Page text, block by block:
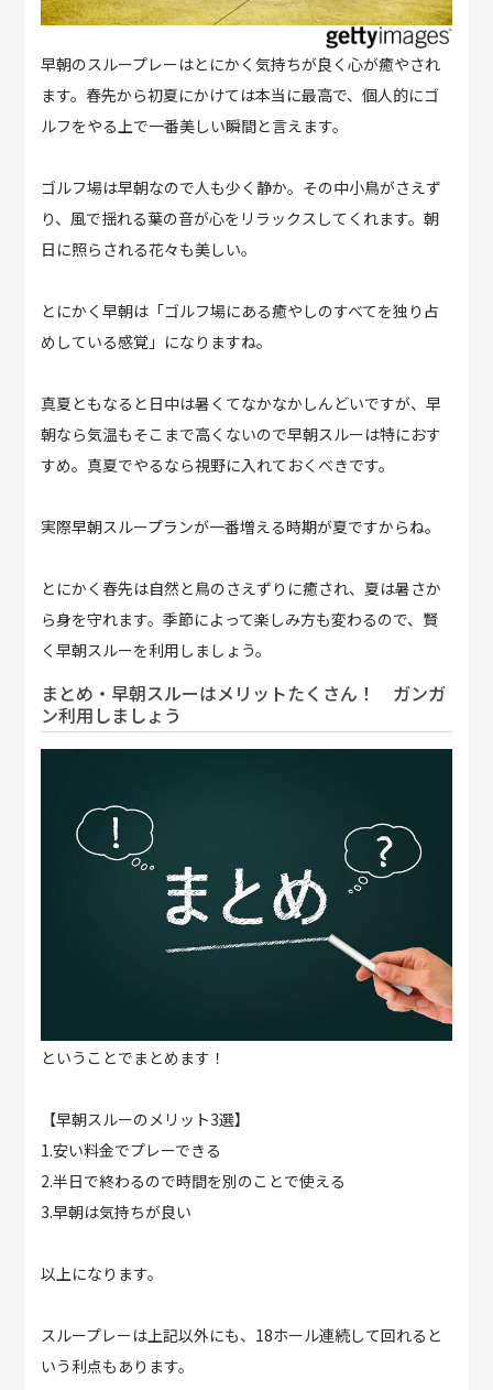
早朝のスループレーはとにかく気持ちが良く心が癒やされ
ます。春先から初夏にかけては本当に最高で、個人的にゴ
ルフをやる上で一番美しい瞬間と言えます。
ゴルフ場は早朝なので人も少く静か。その中小鳥がさえず
り、風で揺れる葉の音が心をリラックスしてくれます。朝
日に照らされる花々も美しい。
とにかく早朝は「ゴルフ場にある癒やしのすべてを独り占
めしている感覚」になりますね。
真夏ともなると日中は暑くてなかなかしんどいですが、早
朝なら気温もそこまで高くないので早朝スルーは特におす
すめ。真夏でやるなら視野に入れておくべきです。
実際早朝スループランが一番増える時期が夏ですからね。
とにかく春先は自然と鳥のさえずりに癒され、夏は暑さか
ら身を守れます。季節によって楽しみ方も変わるので、賢
く早朝スルーを利用しましょう。
まとめ・早朝スルーはメリットたくさん！ ガンガ
ン利用しましょう
ということでまとめます！
【早朝スルーのメリット3選】
1.安い料金でプレーできる
2.半日で終わるので時間を別のことで使える
3.早朝は気持ちが良い
以上になります。
スループレーは上記以外にも、18ホール連続して回れると
いう利点もあります。